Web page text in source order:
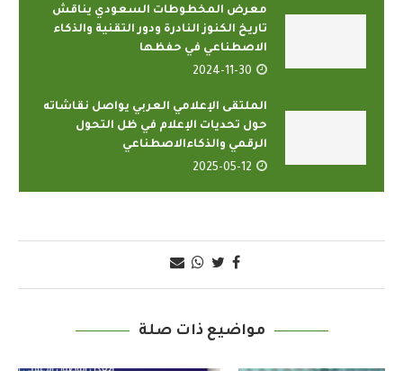
معرض المخطوطات السعودي يناقش
تاريخ الكنوز النادرة ودور التقنية والذكاء
الاصطناعي في حفظها
2024-11-30
الملتقى الإعلامي العربي يواصل نقاشاته
حول تحديات الإعلام في ظل التحول
الرقمي والذكاءالاصطناعي
2025-05-12
مواضيع ذات صلة